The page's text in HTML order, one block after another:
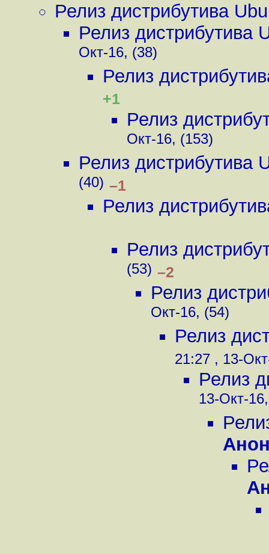
Релиз дистрибутива
Релиз дистрибутива
Окт-16, (38)
Релиз
+1
Релиз
Окт-16, (153)
Релиз дистрибутива
(40) –1
Релиз
Релиз
(53) –2
Релиз
Окт-16, (54)
Релиз
21:27 , 13-
Релиз
13-Окт-